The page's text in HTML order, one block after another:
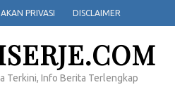
PRIVASI DISCLAIMER
Terkini, Info Berita Terlengkap